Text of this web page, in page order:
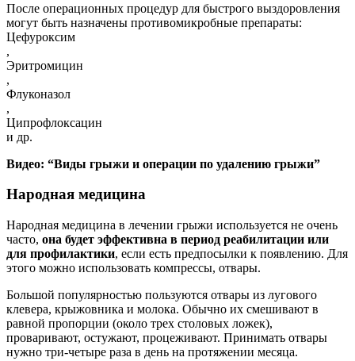
После операционных процедур для быстрого выздоровления
могут быть назначены противомикробные препараты:
Цефуроксим
,
Эритромицин
,
Флуконазол
,
Ципрофлоксацин
и др.
Видео: “Виды грыжи и операции по удалению грыжи”
Народная медицина
Народная медицина в лечении грыжи используется не очень
часто, она будет эффективна в период реабилитации или
для профилактики, если есть предпосылки к появлению. Для
этого можно использовать компрессы, отвары.
Большой популярностью пользуются отвары из лугового
клевера, крыжовника и молока. Обычно их смешивают в
равной пропорции (около трех столовых ложек),
проваривают, остужают, процеживают. Принимать отвары
нужно три-четыре раза в день на протяжении месяца.